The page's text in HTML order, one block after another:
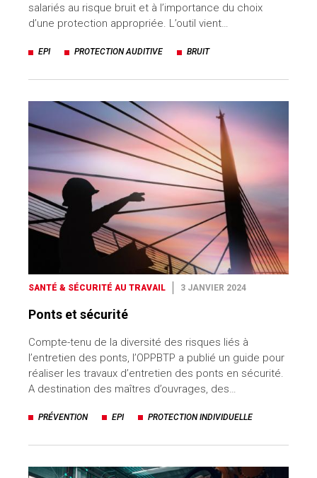
salariés au risque bruit et à l’importance du choix
d’une protection appropriée. L’outil vient…
EPI PROTECTION AUDITIVE BRUIT
SANTÉ & SÉCURITÉ AU TRAVAIL 3 JANVIER 2024
Ponts et sécurité
Compte-tenu de la diversité des risques liés à
l’entretien des ponts, l’OPPBTP a publié un guide pour
réaliser les travaux d’entretien des ponts en sécurité.
A destination des maîtres d’ouvrages, des…
PRÉVENTION EPI PROTECTION INDIVIDUELLE